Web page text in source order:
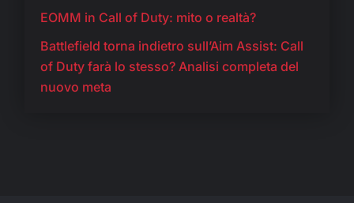
EOMM in Call of Duty: mito o realtà?
Battlefield torna indietro sull’Aim Assist: Call
of Duty farà lo stesso? Analisi completa del
nuovo meta